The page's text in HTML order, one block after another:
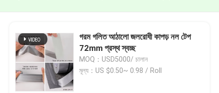
গরম গলিত আঠালো জলরোধী কাপড় নল টেপ
72mm প্রস্থ স্বচ্ছ
MOQ：USD5000/ চালান
মূল্য：US $0.50~ 0.98 / Roll